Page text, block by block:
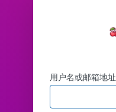
用户名或邮箱地址